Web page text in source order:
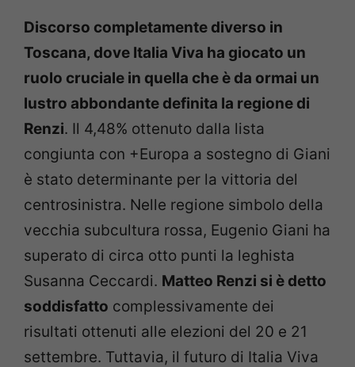
Discorso completamente diverso in
Toscana, dove Italia Viva ha giocato un
ruolo cruciale in quella che è da ormai un
lustro abbondante definita la regione di
Renzi. Il 4,48% ottenuto dalla lista
congiunta con +Europa a sostegno di Giani
è stato determinante per la vittoria del
centrosinistra. Nelle regione simbolo della
vecchia subcultura rossa, Eugenio Giani ha
superato di circa otto punti la leghista
Susanna Ceccardi. Matteo Renzi si è detto
soddisfatto complessivamente dei
risultati ottenuti alle elezioni del 20 e 21
settembre. Tuttavia, il futuro di Italia Viva